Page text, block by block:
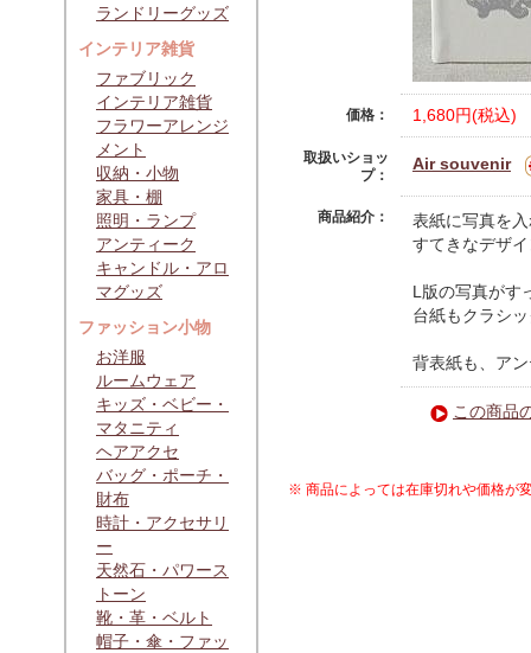
ランドリーグッズ
インテリア雑貨
ファブリック
インテリア雑貨
フラワーアレンジ
メント
収納・小物
家具・棚
照明・ランプ
アンティーク
キャンドル・アロ
マグッズ
ファッション小物
お洋服
ルームウェア
キッズ・ベビー・
マタニティ
ヘアアクセ
バッグ・ポーチ・
財布
時計・アクセサリ
ー
天然石・パワース
トーン
靴・革・ベルト
帽子・傘・ファッ
価格： 1,680円(税込)
取扱いショッ
プ：
Air souvenir
商品紹介：
表紙に写真を
すてきなデザ
L版の写真がす
台紙もクラシ
背表紙も、ア
この商品
※ 商品によっては在庫切れや価格が